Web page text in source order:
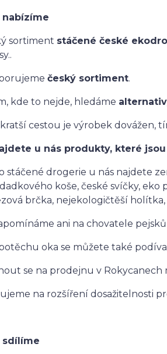
nabízíme
sortiment stáčené české
český sortiment.
kde to nejde, hledáme
cestou je výrobek dovážen,
u nás produkty, které
stáčené drogerie u nás najdete
koše, české svíčky, eko
brčka, nejekologičtěší
ani na chovatele pejsků
oka se můžete také
se na prodejnu v Rokycanech
na rozšíření dosažitelnosti
sdílíme